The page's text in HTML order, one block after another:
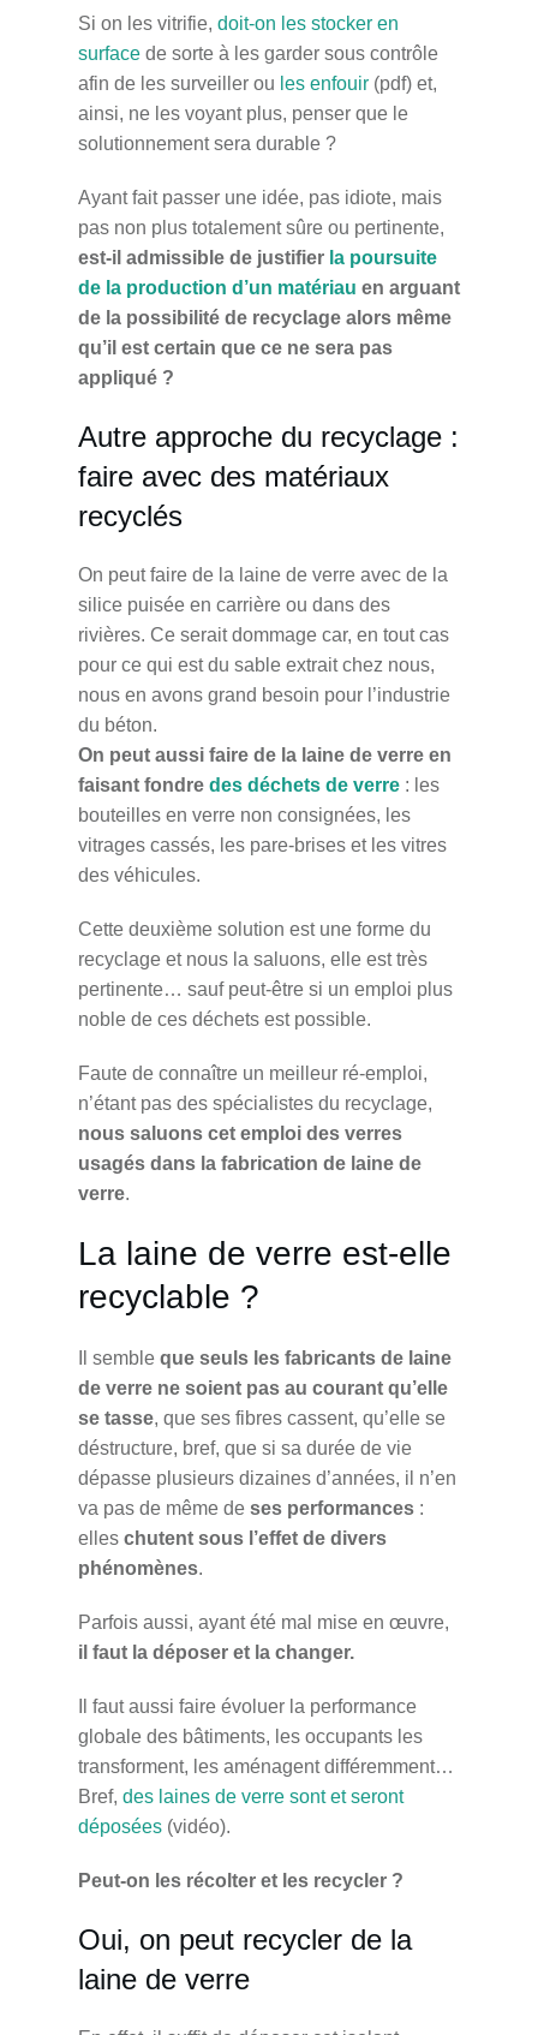
Si on les vitrifie, doit-on les stocker en
surfacede sorte à les garder sous contrôle
afin de les surveiller ou les enfouir(pdf) et,
ainsi, ne les voyant plus, penser que le
solutionnement sera durable ?
Ayant fait passer une idée, pas idiote, mais
pas non plus totalement sûre ou pertinente,
est-il admissible de justifier la poursuite
de la production d’un matériau en arguant
de la possibilité de recyclage alors même
qu’il est certain que ce ne sera pas
appliqué ?
Autre approche du recyclage :
faire avec des matériaux
recyclés
On peut faire de la laine de verre avec de la
silice puisée en carrière ou dans des
rivières. Ce serait dommage car, en tout cas
pour ce qui est du sable extrait chez nous,
nous en avons grand besoin pour l’industrie
du béton.
On peut aussi faire de la laine de verre en
faisant fondre des déchets de verre: les
bouteilles en verre non consignées, les
vitrages cassés, les pare-brises et les vitres
des véhicules.
Cette deuxième solution est une forme du
recyclage et nous la saluons, elle est très
pertinente… sauf peut-être si un emploi plus
noble de ces déchets est possible.
Faute de connaître un meilleur ré-emploi,
n’étant pas des spécialistes du recyclage,
nous saluons cet emploi des verres
usagés dans la fabrication de laine de
verre.
La laine de verre est-elle
recyclable ?
Il semble que seuls les fabricants de laine
de verre ne soient pas au courant qu’elle
se tasse, que ses fibres cassent, qu’elle se
déstructure, bref, que si sa durée de vie
dépasse plusieurs dizaines d’années, il n’en
va pas de même de ses performances:
elles chutent sous l’effet de divers
phénomènes.
Parfois aussi, ayant été mal mise en œuvre,
il faut la déposer et la changer.
Il faut aussi faire évoluer la performance
globale des bâtiments, les occupants les
transforment, les aménagent différemment…
Bref, des laines de verre sont et seront
déposées(vidéo).
Peut-on les récolter et les recycler ?
Oui, on peut recycler de la
laine de verre